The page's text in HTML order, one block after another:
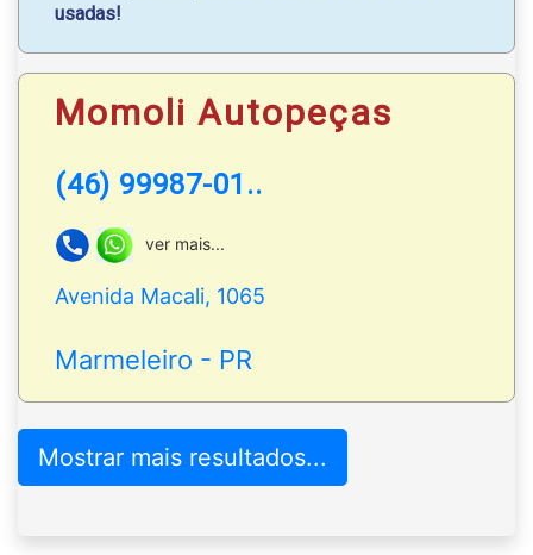
usadas!
Portas|Capôs|Paralamas|Parachoques|Tampa
traseira e muito mais;
Momoli Autopeças
(46) 99987-01..
ver mais...
Avenida Macali, 1065
Marmeleiro - PR
Mostrar mais resultados...